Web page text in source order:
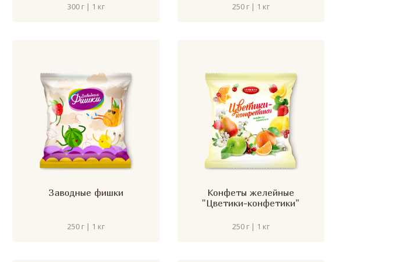
300 г | 1 кг 250 г | 1 кг
Заводные фишки
250 г | 1 кг
Конфеты желейные
"Цветики-конфетики"
250 г | 1 кг